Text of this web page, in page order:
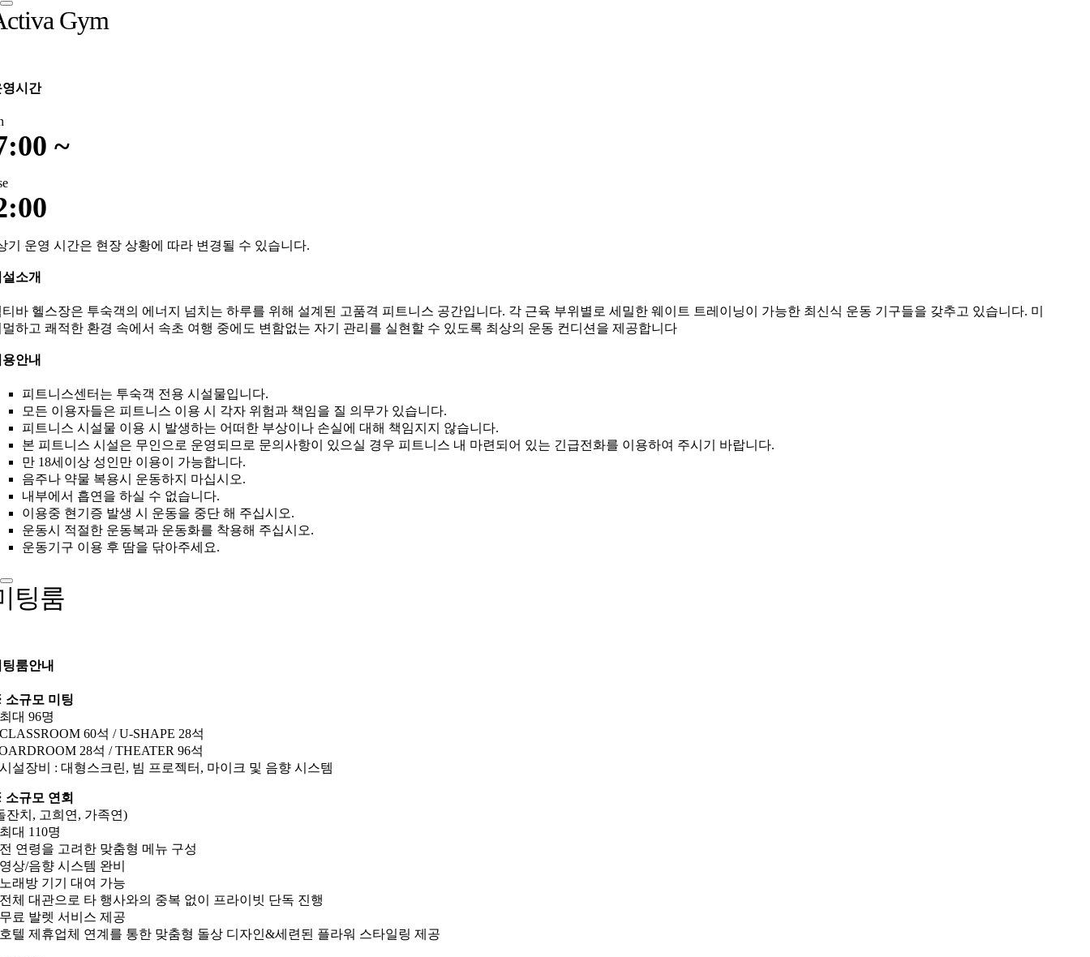
Gym
시간
~
운영 시간은 현장 상황에 따라 변경될 수 있습니다.
소개
바 헬스장은 투숙객의 에너지 넘치는 하루를 위해 설계된 고품격 피트니스 공간입니다. 각 근육 부위별로 세밀한 웨이트 트레이닝이 가능한 최신식 운동 기구들을 갖추고 있습니다. 미
하고 쾌적한 환경 속에서 속초 여행 중에도 변함없는 자기 관리를 실현할 수 있도록 최상의 운동 컨디션을 제공합니다
안내
피트니스센터는 투숙객 전용 시설물입니다.
모든 이용자들은 피트니스 이용 시 각자 위험과 책임을 질 의무가 있습니다.
피트니스 시설물 이용 시 발생하는 어떠한 부상이나 손실에 대해 책임지지 않습니다.
본 피트니스 시설은 무인으로 운영되므로 문의사항이 있으실 경우 피트니스 내 마련되어 있는 긴급전화를 이용하여 주시기 바랍니다.
만 18세이상 성인만 이용이 가능합니다.
음주나 약물 복용시 운동하지 마십시오.
내부에서 흡연을 하실 수 없습니다.
이용중 현기증 발생 시 운동을 중단 해 주십시오.
운동시 적절한 운동복과 운동화를 착용해 주십시오.
운동기구 이용 후 땀을 닦아주세요.
팅룸
룸안내
규모 미팅
대 96명
60석 / U-SHAPE 28석
28석 / THEATER 96석
설장비 : 대형스크린, 빔 프로젝터, 마이크 및 음향 시스템
규모 연회
잔치, 고희연, 가족연)
대 110명
연령을 고려한 맞춤형 메뉴 구성
상/음향 시스템 완비
래방 기기 대여 가능
체 대관으로 타 행사와의 중복 없이 프라이빗 단독 진행
료 발렛 서비스 제공
텔 제휴업체 연계를 통한 맞춤형 돌상 디자인&세련된 플라워 스타일링 제공